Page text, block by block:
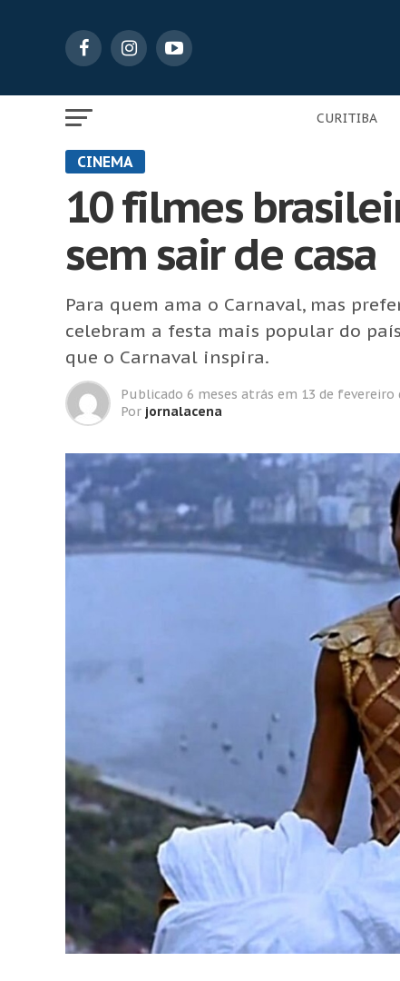
CURITIBA
CINEMA
10 filmes
sem sair de casa
Para quem ama o Carnaval, mas
celebram a festa mais popular do
que o Carnaval inspira.
Publicado 6 meses atrás em 13 de fevereiro
Por jornalacena